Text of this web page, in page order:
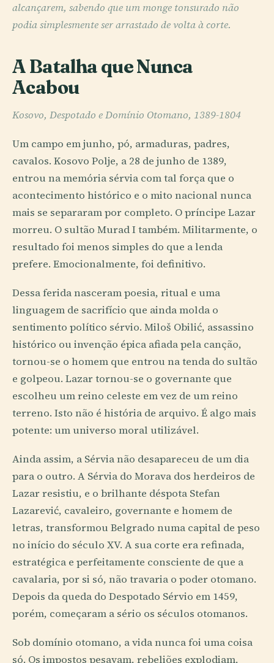
alcançarem, sabendo que um monge tonsurado não
podia simplesmente ser arrastado de volta à corte.
A Batalha que Nunca
Acabou
Kosovo, Despotado e Domínio Otomano, 1389-1804
Um campo em junho, pó, armaduras, padres,
cavalos. Kosovo Polje, a 28 de junho de 1389,
entrou na memória sérvia com tal força que o
acontecimento histórico e o mito nacional nunca
mais se separaram por completo. O príncipe Lazar
morreu. O sultão Murad I também. Militarmente, o
resultado foi menos simples do que a lenda
prefere. Emocionalmente, foi definitivo.
Dessa ferida nasceram poesia, ritual e uma
linguagem de sacrifício que ainda molda o
sentimento político sérvio. Miloš Obilić, assassino
histórico ou invenção épica afiada pela canção,
tornou-se o homem que entrou na tenda do sultão
e golpeou. Lazar tornou-se o governante que
escolheu um reino celeste em vez de um reino
terreno. Isto não é história de arquivo. É algo mais
potente: um universo moral utilizável.
Ainda assim, a Sérvia não desapareceu de um dia
para o outro. A Sérvia do Morava dos herdeiros de
Lazar resistiu, e o brilhante déspota Stefan
Lazarević, cavaleiro, governante e homem de
letras, transformou Belgrado numa capital de peso
no início do século XV. A sua corte era refinada,
estratégica e perfeitamente consciente de que a
cavalaria, por si só, não travaria o poder otomano.
Depois da queda do Despotado Sérvio em 1459,
porém, começaram a sério os séculos otomanos.
Sob domínio otomano, a vida nunca foi uma coisa
só. Os impostos pesavam, rebeliões explodiam,